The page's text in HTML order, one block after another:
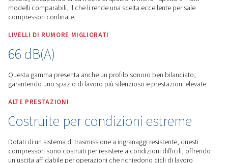
Worthington Creyssensac Italia Prodotti
Velocità Fissa
INGOMBRO RIDOTTO
30% più piccolo
Questi compressori sono progettati per essere efficienti in
spazio, occupando circa il 30% di spazio in meno rispetto
modelli comparabili, il che li rende una scelta eccellente
compressori confinate.